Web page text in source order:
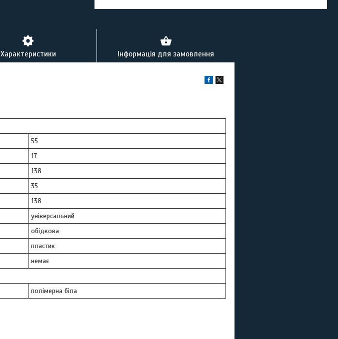
Характеристики Інформація для замовлення
55
17
138
35
138
універсальний
обідкова
пластик
немає
полімерна біла